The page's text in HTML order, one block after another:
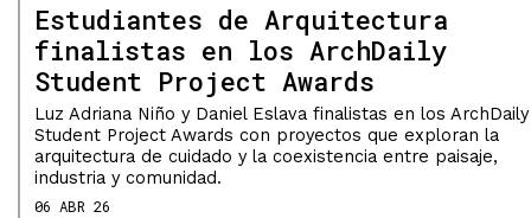
Estudiantes de Arquitectura
finalistas en los ArchDaily
Student Project Awards
Luz Adriana Niño y Daniel Eslava finalistas en los ArchDaily
Student Project Awards con proyectos que exploran la
arquitectura de cuidado y la coexistencia entre paisaje,
industria y comunidad.
06 ABR 26